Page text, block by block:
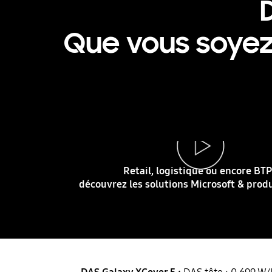
Que vous
Retail, logistique ou encore
découvrez les solutions Microsoft &